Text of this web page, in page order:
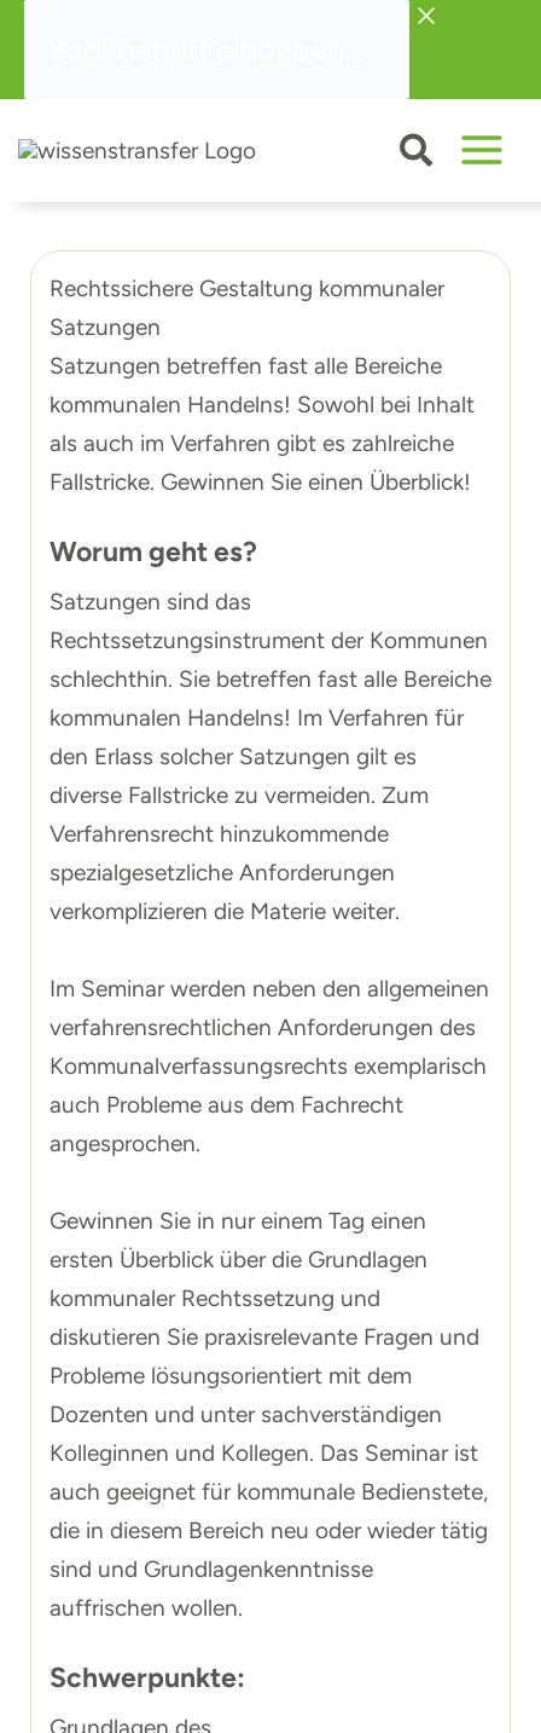
springen
Rechtssichere Gestaltung kommunaler
Satzungen
Satzungen betreffen fast alle Bereiche
kommunalen Handelns! Sowohl bei Inhalt
als auch im Verfahren gibt es zahlreiche
Fallstricke. Gewinnen Sie einen Überblick!
Worum geht es?
Satzungen sind das
Rechtssetzungsinstrument der Kommunen
schlechthin. Sie betreffen fast alle Bereiche
kommunalen Handelns! Im Verfahren für
den Erlass solcher Satzungen gilt es
diverse Fallstricke zu vermeiden. Zum
Verfahrensrecht hinzukommende
spezialgesetzliche Anforderungen
verkomplizieren die Materie weiter.
Im Seminar werden neben den allgemeinen
verfahrensrechtlichen Anforderungen des
Kommunalverfassungsrechts exemplarisch
auch Probleme aus dem Fachrecht
angesprochen.
Gewinnen Sie in nur einem Tag einen
ersten Überblick über die Grundlagen
kommunaler Rechtssetzung und
diskutieren Sie praxisrelevante Fragen und
Probleme lösungsorientiert mit dem
Dozenten und unter sachverständigen
Kolleginnen und Kollegen. Das Seminar ist
auch geeignet für kommunale Bedienstete,
die in diesem Bereich neu oder wieder tätig
sind und Grundlagenkenntnisse
auffrischen wollen.
Schwerpunkte:
Grundlagen des